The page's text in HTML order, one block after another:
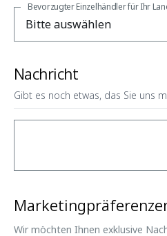
Bevorzugter Einzelhändler für Ihr
Nachricht
Gibt es noch etwas, das Sie uns
Wir möchten Ihnen exklusive